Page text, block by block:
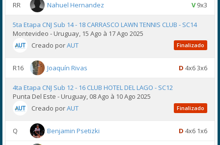
RR Nahuel Hernandez V9x3
5ta Etapa CNJ Sub 14 - 18 CARRASCO LAWN TENNIS CLUB - SC14
Montevideo - Uruguay, 15 Ago à 17 Ago 2025
Creado porAUT Finalizado
R16 Joaquín Rivas D 4x6 3x6
4ta Etapa CNJ Sub 12 - 16 CLUB HOTEL DEL LAGO - SC12
Punta Del Este - Uruguay, 08 Ago à 10 Ago 2025
Creado porAUT Finalizado
Q Benjamin Psetizki D 4x6 1x6